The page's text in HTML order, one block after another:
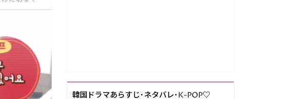
韓国ドラマあらすじ･ネタバレ･K-POP♡